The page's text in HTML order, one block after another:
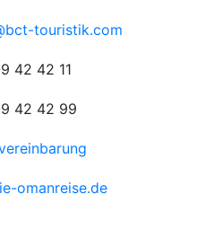
touristik.com
42 42 11
42 42 99
omanreise.de